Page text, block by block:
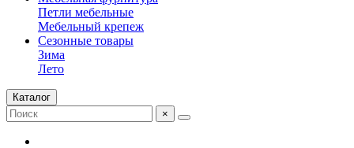
Петли мебельные
Мебельный крепеж
Сезонные товары
Зима
Лето
Каталог
×